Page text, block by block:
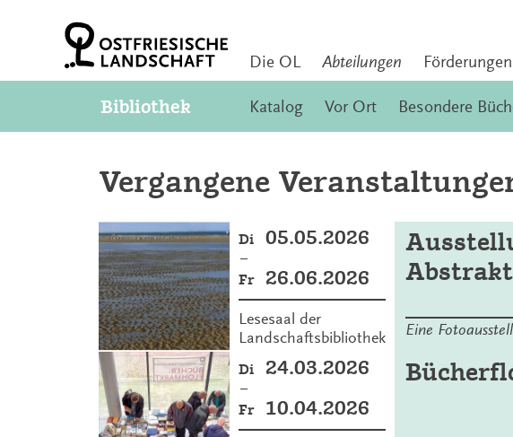
Die OL Abteilungen Förderungen
Bibliothek Katalog Vor Ort Besondere
Vergangene
Di 05.05.2026
–
Fr 26.06.2026
Lesesaal der
Landschaftsbibliothek
Eine
Di 24.03.2026
–
Fr 10.04.2026